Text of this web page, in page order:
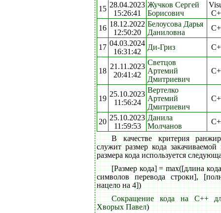
15 28.04.2023
15:26:41
Жучков Сергей
Борисович
16 18.12.2022
12:50:20
Белоусова Дарья
Даниловна
17 04.03.2024
16:31:42
Ди-Гриз
18
21.11.2023
20:41:42
Светцов
Артемий
Дмитриевич
19
25.10.2023
11:56:24
Вертелко
Артемий
Дмитриевич
20 25.10.2023
11:59:53
Данила
Молчанов
В качестве критерия
служит размер кода
размера кода используется
[Размер кода] = max([длина
символов перевода строки],
нацело на 4])
Сокращение кода на C++
Хворых Павел)